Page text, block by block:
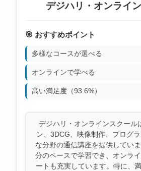
デジハリ・オンライ
🎯 おすすめポイント
多様なコースが選べる
オンラインで学べる
高い満足度（93.6%）
デジハリ・オンラインスクール
ン、3DCG、映像制作、プログ
な分野の通信講座を提供してい
分のペースで学習でき、オンラ
ートも充実しています。特に、